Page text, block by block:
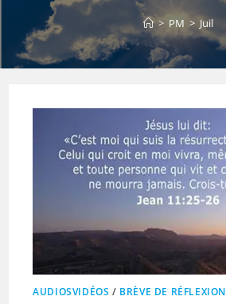
> PM > Juil
AUDIOSVIDÉOS / BRÈVE DE RÉFLEXION